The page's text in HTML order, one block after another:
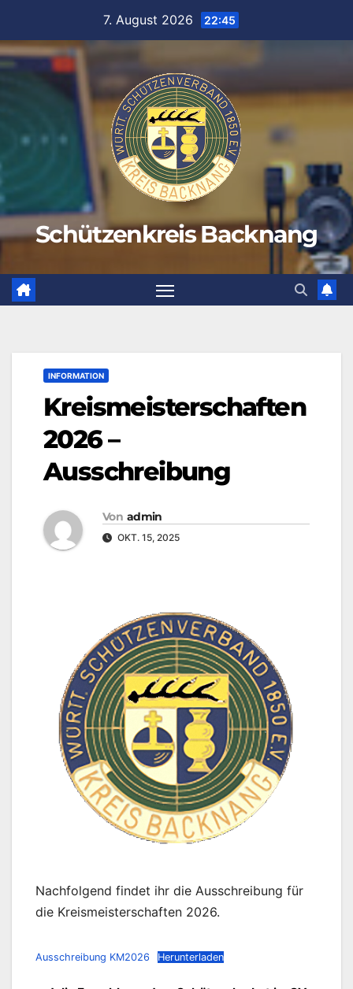
springen
7. August 2026 22:45
Schützenkreis Backnang
INFORMATION
Kreismeisterschaften
2026 –
Ausschreibung
Von admin
OKT. 15, 2025
Nachfolgend findet ihr die Ausschreibung für
die Kreismeisterschaften 2026.
Ausschreibung KM2026 Herunterladen